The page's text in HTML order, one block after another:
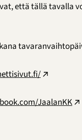
että tällä tavalla
JaalanKK